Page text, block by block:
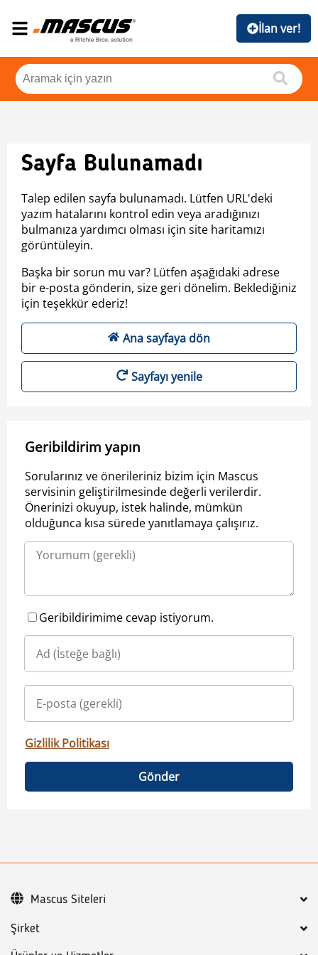
İlan ver!
Sayfa Bulunamadı
Talep edilen sayfa bulunamadı. Lütfen URL'deki
yazım hatalarını kontrol edin veya aradığınızı
bulmanıza yardımcı olması için site haritamızı
görüntüleyin.
Başka bir sorun mu var? Lütfen aşağıdaki adrese
bir e-posta gönderin, size geri dönelim. Beklediğiniz
için teşekkür ederiz!
Ana sayfaya dön
Sayfayı yenile
Geribildirim yapın
Sorularınız ve önerileriniz bizim için Mascus
servisinin geliştirilmesinde değerli verilerdir.
Önerinizi okuyup, istek halinde, mümkün
olduğunca kısa sürede yanıtlamaya çalışırız.
Geribildirimime cevap istiyorum.
Gizlilik Politikası
Gönder
Şirket
Mascus Siteleri